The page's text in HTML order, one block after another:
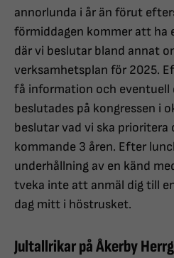
annorlunda i år än förut
förmiddagen kommer att
där vi beslutar bland annat
verksamhetsplan för 2025.
få information och eventuell
beslutades på kongressen i
beslutar vad vi ska prioritera
kommande 3 åren. Efter
underhållning av en känd
tveka inte att anmäl dig till
dag mitt i höstrusket.
Jultallrikar på Åkerby